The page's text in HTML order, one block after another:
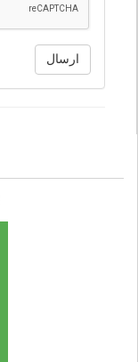
ارسال